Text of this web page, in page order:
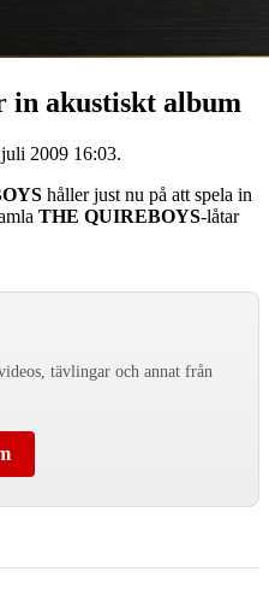
in akustiskt album
2009 16:03.
håller just nu på att spela in
THE QUIREBOYS-låtar
tävlingar och annat från